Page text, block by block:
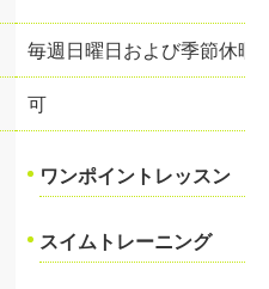
毎週日曜日および季節休暇
可
ワンポイントレッスン
スイムトレーニング